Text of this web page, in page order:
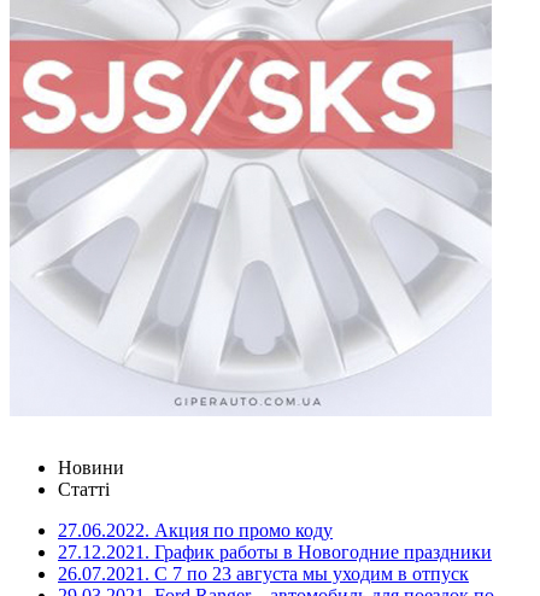
Новини
Статті
27.06.2022. Акция по промо коду
27.12.2021. График работы в Новогодние праздники
26.07.2021. С 7 по 23 августа мы уходим в отпуск